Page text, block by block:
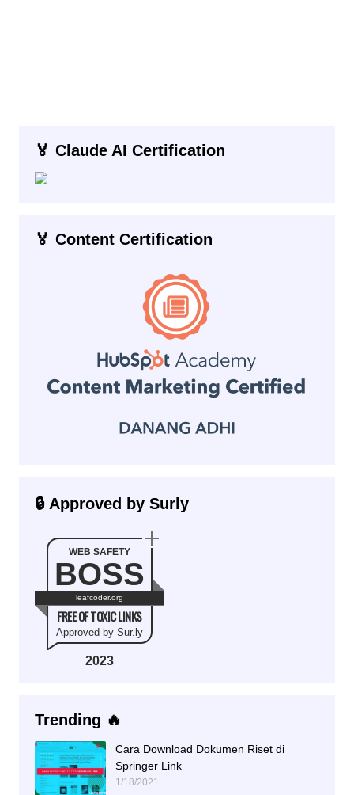
🏅 Claude AI Certification
🏅 Content Certification
🔒 Approved by Surly
WEB SAFETY
BOSS
leafcoder.org
FREE OF TOXIC LINKS
Approved by Sur.ly
2023
Trending 🔥
Cara Download Dokumen Riset di
Springer Link
1/18/2021